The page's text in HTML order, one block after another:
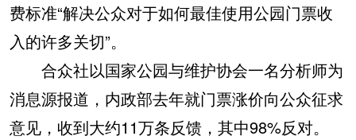
费标准“解决公众对于如何最佳使用公园门票收
入的许多关切”。
合众社以国家公园与维护协会一名分析师为
消息源报道，内政部去年就门票涨价向公众征求
意见，收到大约11万条反馈，其中98%反对。